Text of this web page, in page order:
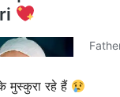
मुस्कुरा रहे हैं